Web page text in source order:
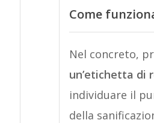
Come
Nel concreto,
un’etichetta di
individuare il
della